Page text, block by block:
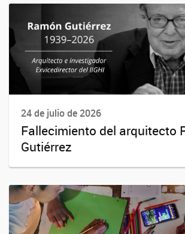
24 de julio de 2026
Fallecimiento del arquitecto
Gutiérrez